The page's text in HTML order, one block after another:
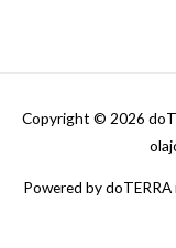
Copyright © 2026
Powered by